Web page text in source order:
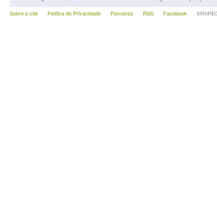
Sobre o site Política de Privacidade Parceiros RSS Facebook